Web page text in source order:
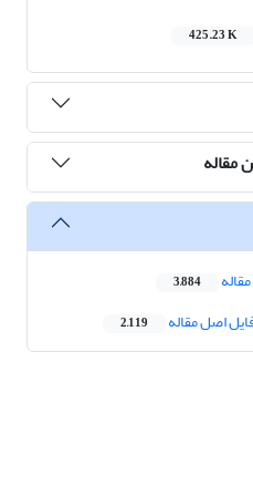
425.23 K
مقاله
3,884
اصل مقاله 2,119